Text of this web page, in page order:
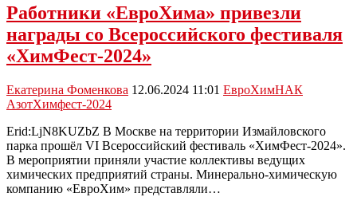
Работники «ЕвроХима» привезли
награды со Всероссийского фестиваля
«ХимФест-2024»
Екатерина Фоменкова 12.06.2024 11:01 ЕвроХимНАК
АзотХимфест-2024
Erid:LjN8KUZbZ В Москве на территории Измайловского
парка прошёл VI Всероссийский фестиваль «ХимФест-2024».
В мероприятии приняли участие коллективы ведущих
химических предприятий страны. Минерально-химическую
компанию «ЕвроХим» представляли…